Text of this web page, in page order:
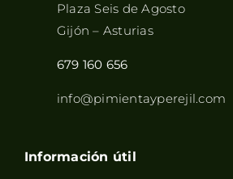
Plaza Seis de Agosto
Gijón – Asturias
679 160 656
info@pimientayperejil.com
Información útil